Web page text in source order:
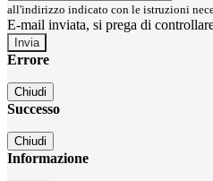
all'indirizzo indicato con le istruzioni
E-mail inviata, si prega di
Errore
Chiudi
Successo
Chiudi
Informazione